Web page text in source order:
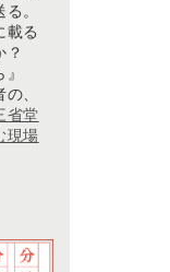
。
載る
？
、
省堂
現場